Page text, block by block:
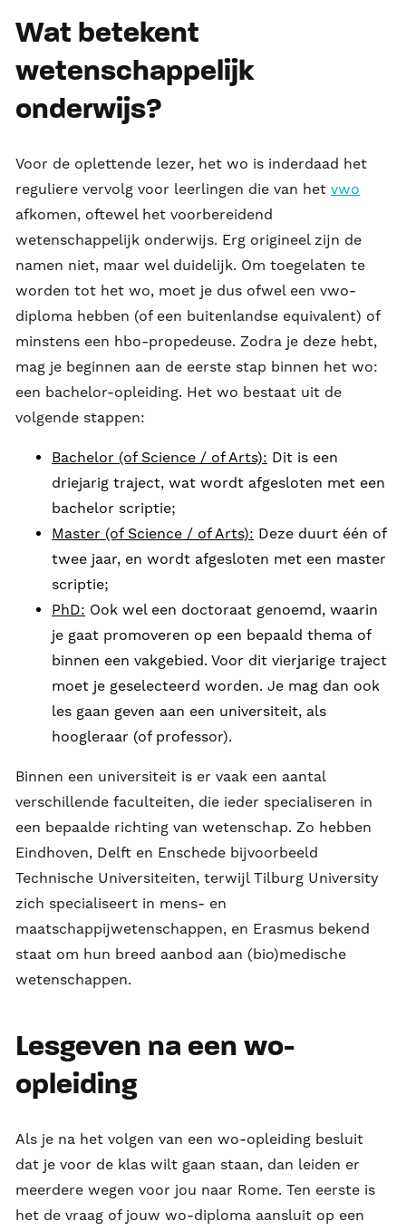
Wat betekent
wetenschappelijk
onderwijs?
Voor de oplettende lezer, het wo is inderdaad het
reguliere vervolg voor leerlingen die van het vwo
afkomen, oftewel het voorbereidend
wetenschappelijk onderwijs. Erg origineel zijn de
namen niet, maar wel duidelijk. Om toegelaten te
worden tot het wo, moet je dus ofwel een vwo-
diploma hebben (of een buitenlandse equivalent) of
minstens een hbo-propedeuse. Zodra je deze hebt,
mag je beginnen aan de eerste stap binnen het wo:
een bachelor-opleiding. Het wo bestaat uit de
volgende stappen:
Bachelor (of Science / of Arts): Dit is een
driejarig traject, wat wordt afgesloten met een
bachelor scriptie;
Master (of Science / of Arts): Deze duurt één of
twee jaar, en wordt afgesloten met een master
scriptie;
PhD: Ook wel een doctoraat genoemd, waarin
je gaat promoveren op een bepaald thema of
binnen een vakgebied. Voor dit vierjarige traject
moet je geselecteerd worden. Je mag dan ook
les gaan geven aan een universiteit, als
hoogleraar (of professor).
Binnen een universiteit is er vaak een aantal
verschillende faculteiten, die ieder specialiseren in
een bepaalde richting van wetenschap. Zo hebben
Eindhoven, Delft en Enschede bijvoorbeeld
Technische Universiteiten, terwijl Tilburg University
zich specialiseert in mens- en
maatschappijwetenschappen, en Erasmus bekend
staat om hun breed aanbod aan (bio)medische
wetenschappen.
Lesgeven na een wo-
opleiding
Als je na het volgen van een wo-opleiding besluit
dat je voor de klas wilt gaan staan, dan leiden er
meerdere wegen voor jou naar Rome. Ten eerste is
het de vraag of jouw wo-diploma aansluit op een